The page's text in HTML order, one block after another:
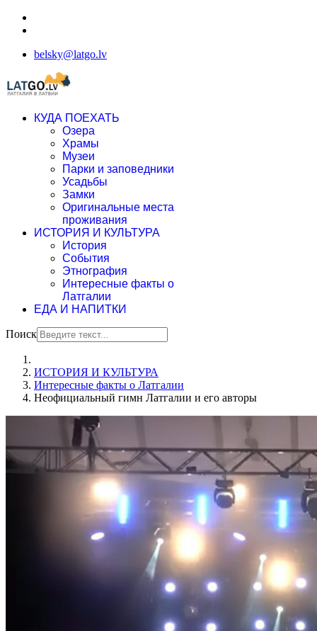
belsky@latgo.lv
КУДА ПОЕХАТЬ
Озера
Храмы
Музеи
Парки и заповедники
Усадьбы
Замки
Оригинальные места
проживания
ИСТОРИЯ И КУЛЬТУРА
История
События
Этнография
Интересные факты о
Латгалии
ЕДА И НАПИТКИ
Поиск
ИСТОРИЯ И КУЛЬТУРА
Интересные факты о Латгалии
Неофициальный гимн Латгалии и его авторы